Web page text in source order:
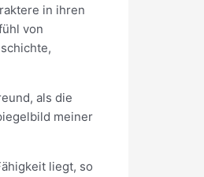
in ihren
von
als die
meiner
liegt, so